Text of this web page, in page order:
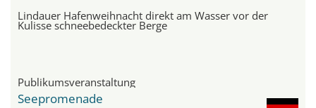
Lindauer Hafenweihnacht direkt am Wasser vor der
Kulisse schneebedeckter Berge
Publikumsveranstaltung
Seepromenade